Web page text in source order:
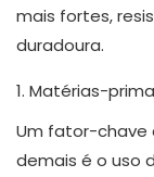
mais fortes,
duradoura.
1. Matérias-
Um fator-chave
demais é o uso